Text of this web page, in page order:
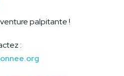
palpitante !
: